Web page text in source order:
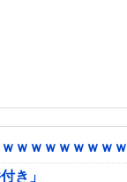
ｗｗｗｗｗｗｗｗ
き」